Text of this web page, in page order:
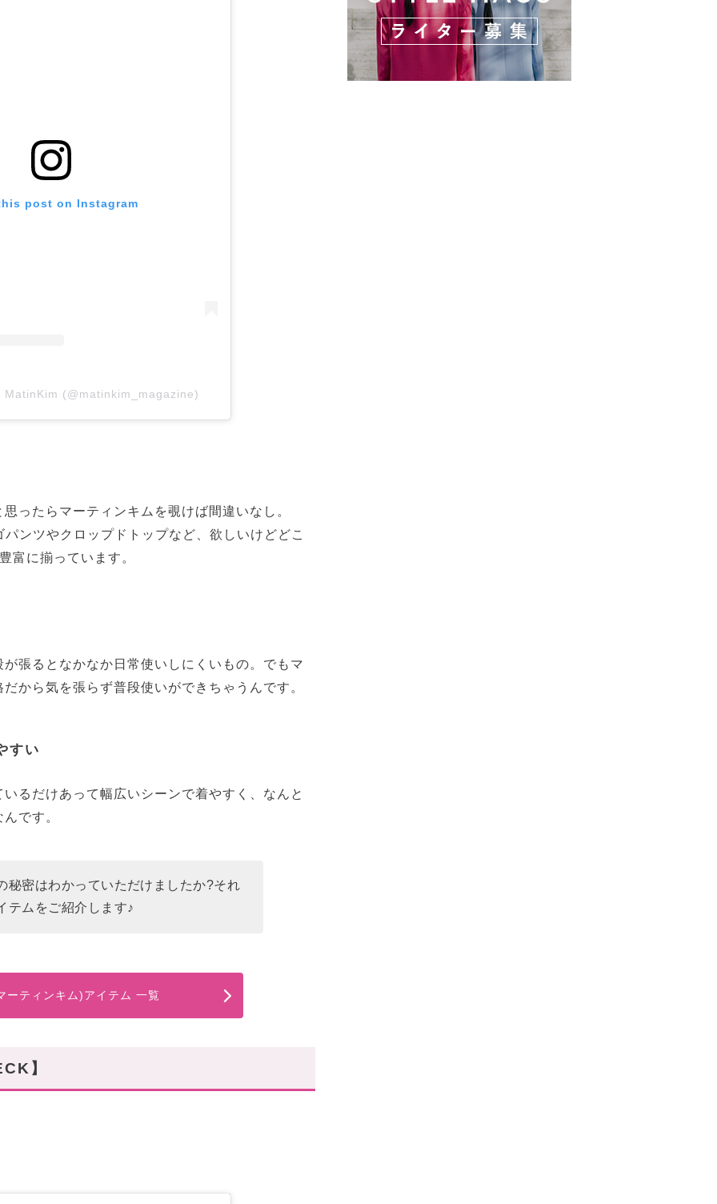
post on Instagram
(@matinkim_magazine)
ったらマーティンキムを覗けば間違いなし。
ンツやクロップドトップなど、欲しいけどどこ
富に揃っています。
張るとなかなか日常使いしにくいもの。でもマ
から気を張らず普段使いができちゃうんです。
すい
るだけあって幅広いシーンで着やすく、なんと
です。
秘密はわかっていただけましたか?それ
テムをご紹介します♪
ーティンキム)アイテム 一覧
】